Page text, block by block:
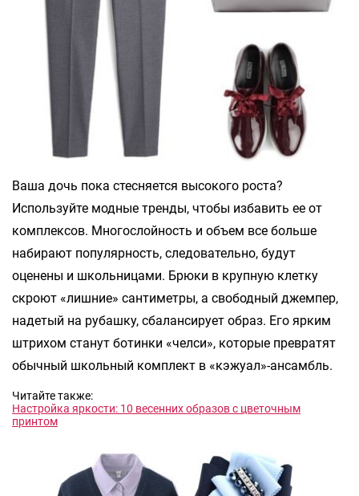
Ваша дочь пока стесняется высокого роста?
Используйте модные тренды, чтобы избавить ее от
комплексов. Многослойность и объем все больше
набирают популярность, следовательно, будут
оценены и школьницами. Брюки в крупную клетку
скроют «лишние» сантиметры, а свободный джемпер,
надетый на рубашку, сбалансирует образ. Его ярким
штрихом станут ботинки «челси», которые превратят
обычный школьный комплект в «кэжуал»-ансамбль.
Читайте также:
Настройка яркости: 10 весенних образов с цветочным
принтом